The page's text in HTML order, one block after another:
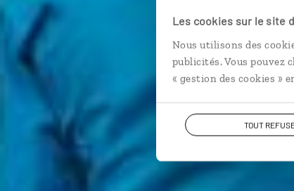
Les cookies sur le site
Nous utilisons des
publicités. Vous pouvez
« gestion des cookies »
TOUT